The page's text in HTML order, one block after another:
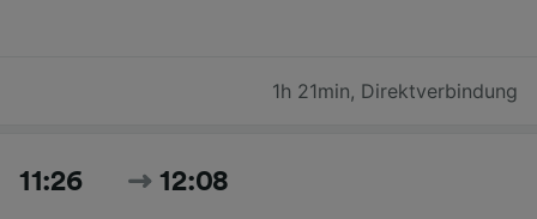
1h 21min, Direktverbindung
11:26 12:08